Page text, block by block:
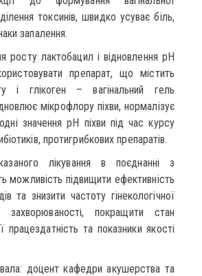
токсинів, швидко усуває біль,
запалення.
росту лактобацил і відновлення рН
препарат, що містить
і глікоген – вагінальний гель
мікрофлору піхви, нормалізує
значення рН піхви під час курсу
протигрибкових препаратів.
лікування в поєднанні з
можливість підвищити ефективність
та знизити частоту гінекологічної
захворюваності, покращити стан
працездатність та показники якості
доцент кафедри акушерства та